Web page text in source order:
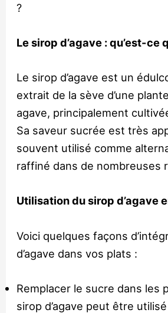
?
Le sirop d’agave : qu’est-ce
Le sirop d’agave est un
extrait de la sève d’une
agave, principalement
Sa saveur sucrée est très
souvent utilisé comme
raffiné dans de nombreuses
Utilisation du sirop d’agave
Voici quelques façons
d’agave dans vos plats :
Remplacer le sucre dans les
sirop d’agave peut être